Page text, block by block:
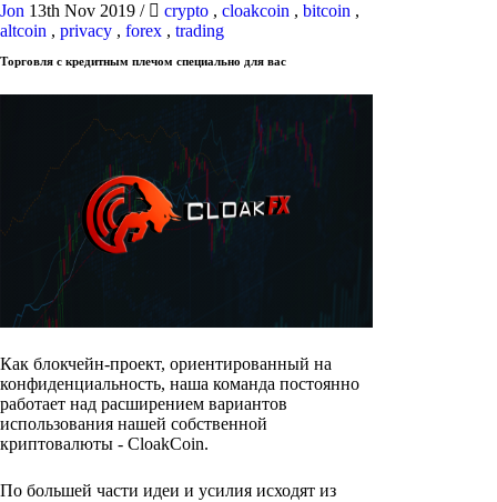
Jon 13th Nov 2019 / crypto , cloakcoin , bitcoin ,
altcoin , privacy , forex , trading
Торговля с кредитным плечом специально для вас
Как блокчейн-проект, ориентированный на
конфиденциальность, наша команда постоянно
работает над расширением вариантов
использования нашей собственной
криптовалюты - CloakCoin.
По большей части идеи и усилия исходят из